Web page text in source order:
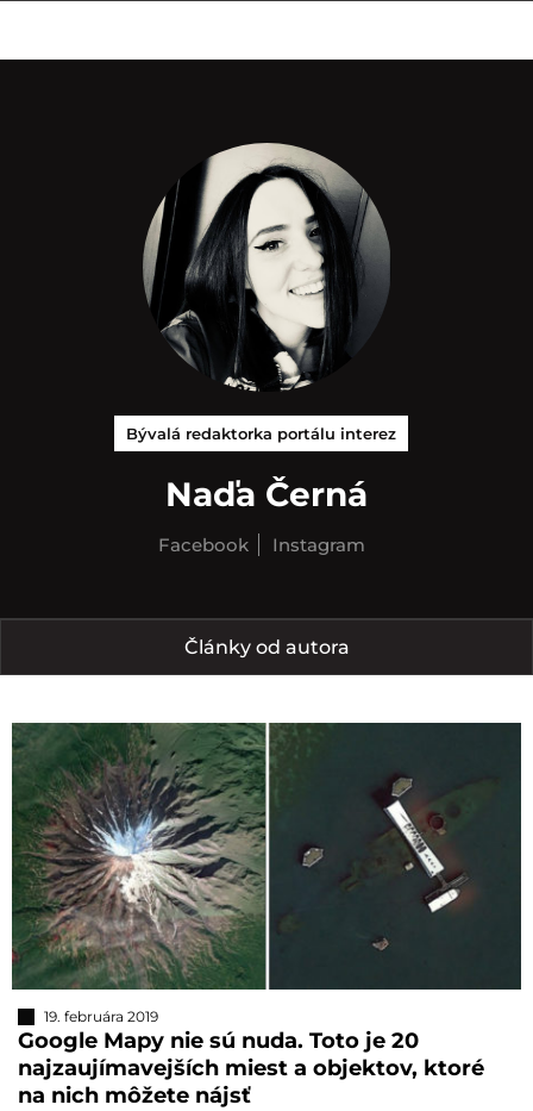
Bývalá redaktorka portálu interez
Naďa Černá
Facebook Instagram
Články od autora
19. februára 2019
Google Mapy nie sú nuda. Toto je 20
najzaujímavejších miest a objektov, ktoré
na nich môžete nájsť